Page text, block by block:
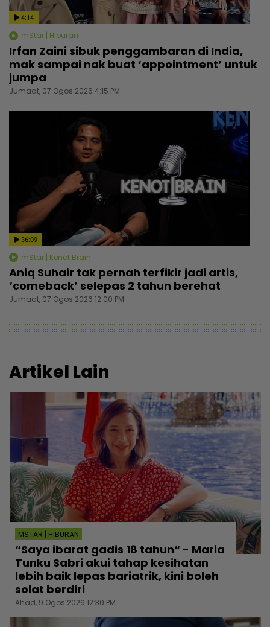
4:14
mStar | Hiburan
Irfan Zaini sibuk penggambaran di India,
mak sampai nak buat ‘appointment’ untuk
jumpa
Jumaat, 07 Ogos 2026 4:15 PM
36:09
mStar | Kenot Brain
Aniq Suhair tak pernah terfikir jadi artis,
‘comeback’ selepas 2 tahun berehat
Jumaat, 07 Ogos 2026 12:00 PM
Artikel Lain
MSTAR | HIBURAN
“Saya ibarat gadis 18 tahun“ - Maria
Tunku Sabri akui tahap kesihatan
lebih baik lepas bariatrik, kini boleh
solat berdiri
Ahad, 9 Ogos 2026 12:30 PM